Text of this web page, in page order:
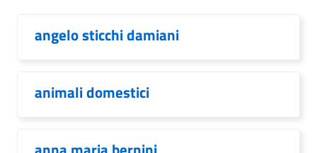
angelo sticchi damiani
animali domestici